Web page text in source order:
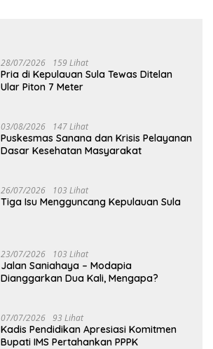
28/07/2026 159 Lihat
Pria di Kepulauan Sula Tewas Ditelan
Ular Piton 7 Meter
03/08/2026 147 Lihat
Puskesmas Sanana dan Krisis Pelayanan
Dasar Kesehatan Masyarakat
26/07/2026 103 Lihat
Tiga Isu Mengguncang Kepulauan Sula
23/07/2026 103 Lihat
Jalan Saniahaya – Modapia
Dianggarkan Dua Kali, Mengapa?
07/07/2026 93 Lihat
Kadis Pendidikan Apresiasi Komitmen
Bupati IMS Pertahankan PPPK